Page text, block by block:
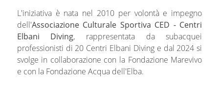
L'iniziativa è nata nel 2010 per volontà e impegno
dell'Associazione Culturale Sportiva CED - Centri
Elbani Diving, rappresentata da subacquei
professionisti di 20 Centri Elbani Diving e dal 2024 si
svolge in collaborazione con la Fondazione Marevivo
e con la Fondazione Acqua dell'Elba.